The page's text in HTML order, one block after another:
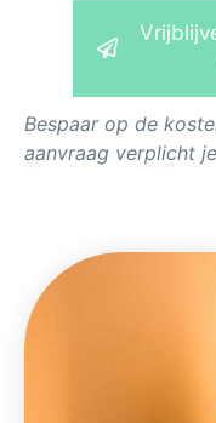
Bespaar op de
aanvraag verplicht